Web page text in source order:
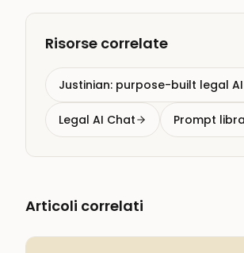
Risorse correlate
Justinian: purpose-built legal AI
Legal AI Chat Prompt
Articoli correlati